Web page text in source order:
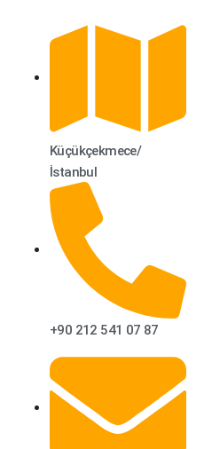
Küçükçekmece/
İstanbul
+90 212 541 07 87